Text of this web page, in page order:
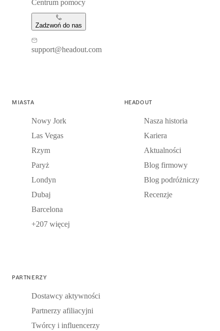
Centrum pomocy
Zadzwoń do nas
support@headout.com
MIASTA
Nowy Jork
Las Vegas
Rzym
Paryż
Londyn
Dubaj
Barcelona
+207 więcej
HEADOUT
Nasza historia
Kariera
Aktualności
Blog firmowy
Blog podróżniczy
Recenzje
PARTNERZY
Dostawcy aktywności
Partnerzy afiliacyjni
Twórcy i influencerzy